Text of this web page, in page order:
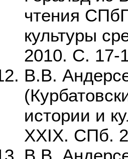
чтения
культуры
2010. С. 17-
В.В.
истории и
XXIX. СПб.